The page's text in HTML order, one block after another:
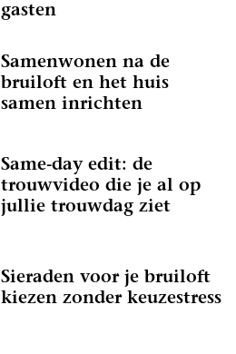
gasten
Samenwonen na de
bruiloft en het huis
samen inrichten
Same-day edit: de
trouwvideo die je al op
jullie trouwdag ziet
Sieraden voor je bruiloft
kiezen zonder keuzestress